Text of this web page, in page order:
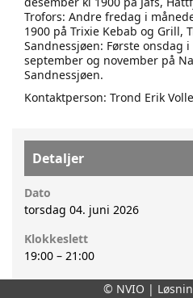
Trofors: Andre fredag i
1900 på Trixie Kebab og Grill,
Sandnessjøen: Første onsdag
september og november på
Sandnessjøen.
Kontaktperson: Trond Erik
Detaljer
Dato
torsdag 04. juni 2026
Klokkeslett
19:00 – 21:00
Arrangør
© NVIO |